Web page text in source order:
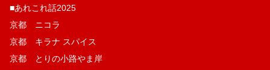
■あれこれ話2025
京都 ニコラ
京都 キラナ スパイス
京都 とりの小路やま岸